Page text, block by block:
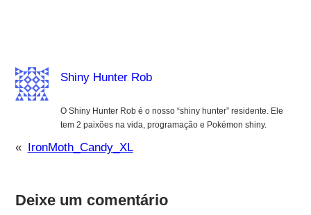
Shiny Hunter Rob
O Shiny Hunter Rob é o nosso “shiny hunter” residente. Ele
tem 2 paixões na vida, programação e Pokémon shiny.
« IronMoth_Candy_XL
Deixe um comentário